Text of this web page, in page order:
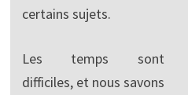
certains sujets.
Les temps sont
difficiles, et nous savons